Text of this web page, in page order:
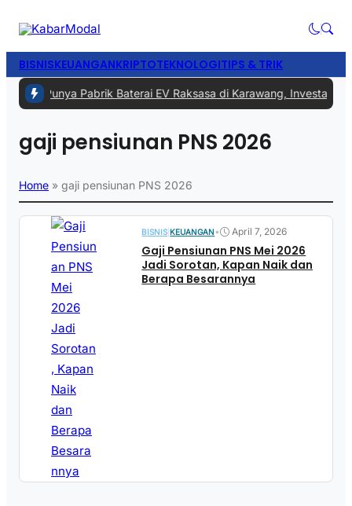
BISNISKEUANGANKRIPTOTEKNOLOGITIPS & TRIK
Punya Pabrik Baterai EV Raksasa di Karawang, Investasinya
gaji pensiunan PNS 2026
Home » gaji pensiunan PNS 2026
BISNIS |KEUANGAN• April 7, 2026
Gaji Pensiunan PNS Mei 2026
Jadi Sorotan, Kapan Naik dan
Berapa Besarannya